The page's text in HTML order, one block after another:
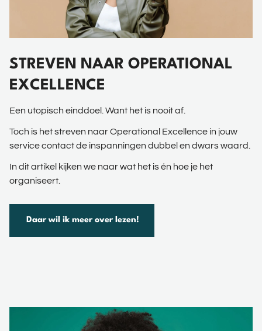
STREVEN NAAR OPERATIONAL
EXCELLENCE
Een utopisch einddoel. Want het is nooit af.
Toch is het streven naar Operational Excellence in jouw
service contact de inspanningen dubbel en dwars waard.
In dit artikel kijken we naar wat het is én hoe je het
organiseert.
Daar wil ik meer over lezen!